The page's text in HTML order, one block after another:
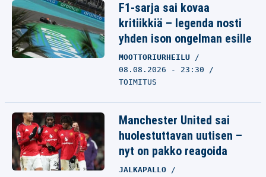
F1-sarja sai kovaa
kritiikkiä – legenda nosti
yhden ison ongelman esille
MOOTTORIURHEILU
08.08.2026 - 23:30
TOIMITUS
Manchester United sai
huolestuttavan uutisen –
nyt on pakko reagoida
JALKAPALLO